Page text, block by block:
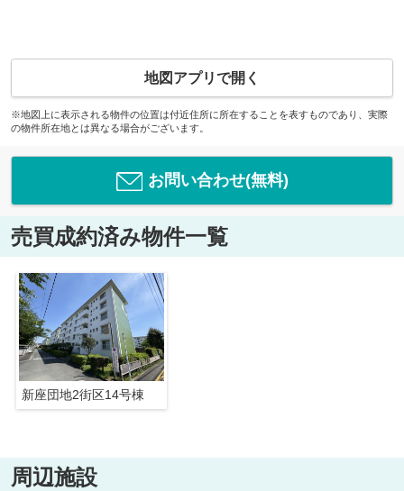
地図アプリで開く
※地図上に表示される物件の位置は付近住所に所在することを表すものであり、実際
の物件所在地とは異なる場合がございます。
お問い合わせ(無料)
売買成約済み物件一覧
新座団地2街区14号棟
周辺施設